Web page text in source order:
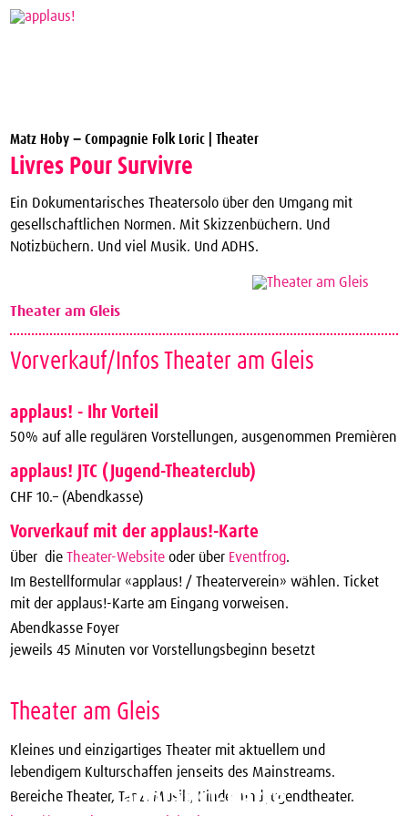
Theater Vergünstigungen
applaus!-Karte bestellen
JTC-Jugend-Theater-Club
Kontakt
Archiv
Matz Hoby − Compagnie Folk Loric | Theater
Livres Pour Survivre
Ein Dokumentarisches Theatersolo über den Umgang mit
gesellschaftlichen Normen. Mit Skizzenbüchern. Und
Notizbüchern. Und viel Musik. Und ADHS.
Theater am Gleis
Vorverkauf/Infos Theater am Gleis
applaus! - Ihr Vorteil
50% auf alle regulären Vorstellungen, ausgenommen Premièren
applaus! JTC (Jugend-Theaterclub)
CHF 10.– (Abendkasse)
Vorverkauf mit der applaus!-Karte
Über die Theater-Website oder über Eventfrog.
Im Bestellformular «applaus! / Theaterverein» wählen. Ticket
mit der applaus!-Karte am Eingang vorweisen.
Abendkasse Foyer
jeweils 45 Minuten vor Vorstellungsbeginn besetzt
Theater am Gleis
Kleines und einzigartiges Theater mit aktuellem und
lebendigem Kulturschaffen jenseits des Mainstreams.
Bereiche Theater, Tanz, Musik, Kinder und Jugendtheater.
applaus!-Karte